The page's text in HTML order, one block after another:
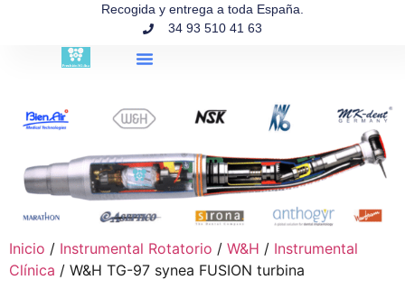
Recogida y entrega a toda España.
34 93 510 41 63
Inicio / Instrumental Rotatorio / W&H / Instrumental
Clínica / W&H TG-97 synea FUSION turbina